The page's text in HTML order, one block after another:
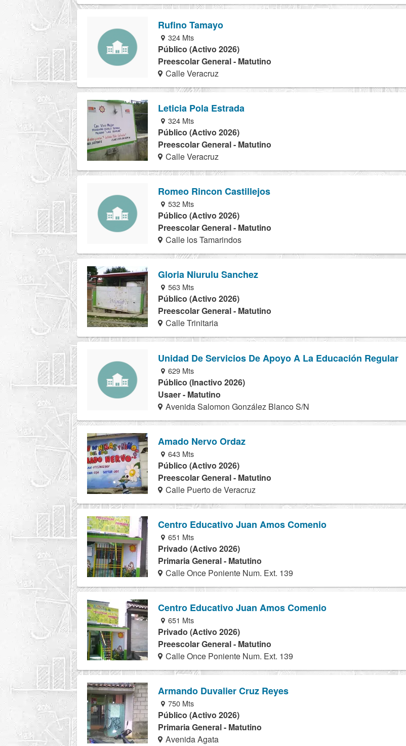
Rufino Tamayo
324 Mts
Público (Activo 2026)
Preescolar General - Matutino
Calle Veracruz
Leticia Pola Estrada
324 Mts
Público (Activo 2026)
Preescolar General - Matutino
Calle Veracruz
Romeo Rincon Castillejos
532 Mts
Público (Activo 2026)
Preescolar General - Matutino
Calle los Tamarindos
Gloria Niurulu Sanchez
563 Mts
Público (Activo 2026)
Preescolar General - Matutino
Calle Trinitaria
Unidad De Servicios De Apoyo A La Educación Regular
629 Mts
Público (Inactivo 2026)
Usaer - Matutino
Avenida Salomon González Blanco S/N
Amado Nervo Ordaz
643 Mts
Público (Activo 2026)
Preescolar General - Matutino
Calle Puerto de Veracruz
Centro Educativo Juan Amos Comenio
651 Mts
Privado (Activo 2026)
Primaria General - Matutino
Calle Once Poniente Num. Ext. 139
Centro Educativo Juan Amos Comenio
651 Mts
Privado (Activo 2026)
Preescolar General - Matutino
Calle Once Poniente Num. Ext. 139
Armando Duvalier Cruz Reyes
750 Mts
Público (Activo 2026)
Primaria General - Matutino
Avenida Agata